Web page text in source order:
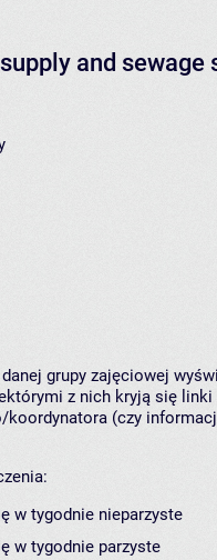
and
grupy zajęciowej
z nich kryją się
koordynatora (czy
w tygodnie nieparzyste
w tygodnie parzyste